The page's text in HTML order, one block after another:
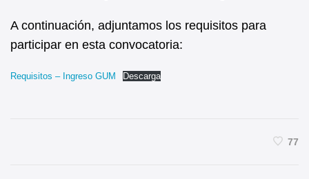
A continuación, adjuntamos los requisitos para
participar en esta convocatoria:
Requisitos – Ingreso GUM Descarga
77